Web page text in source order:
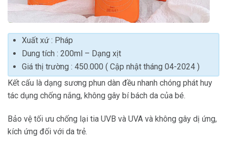
Xuất xứ : Pháp
Dung tích : 200ml – Dạng xịt
Giá thị trường : 450.000 ( Cập nhật tháng 04-2024 )
Kết cấu là dạng sương phun dàn đều nhanh chóng phát huy
tác dụng chống nắng, không gây bí bách da của bé.
Bảo vệ tối ưu chống lại tia UVB và UVA và không gây dị ứng,
kích ứng đối với da trẻ.